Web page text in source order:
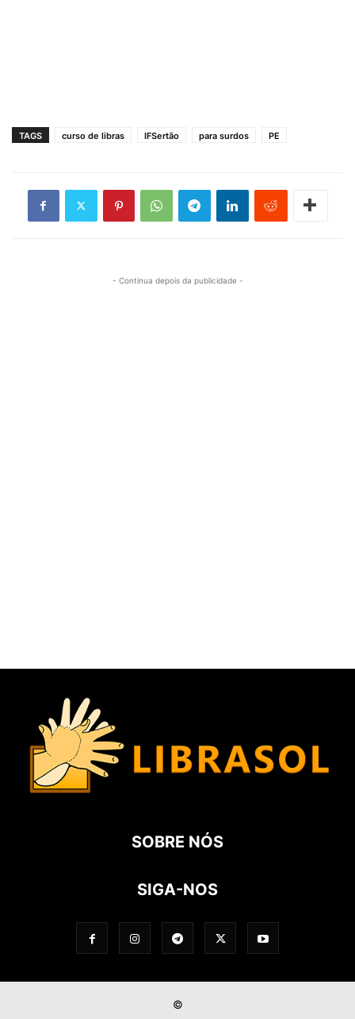
TAGS curso de libras IFSertão para surdos PE
- Continua depois da publicidade -
SOBRE NÓS
SIGA-NOS
©